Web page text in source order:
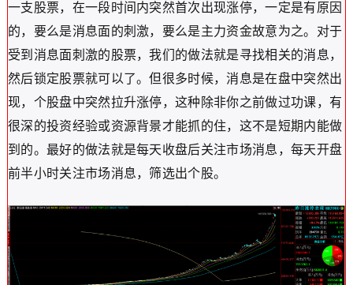
一支股票，在一段时间内突然首次出现涨停，一定是有原因
的，要么是消息面的刺激，要么是主力资金故意为之。对于
受到消息面刺激的股票，我们的做法就是寻找相关的消息，
然后锁定股票就可以了。但很多时候，消息是在盘中突然出
现，个股盘中突然拉升涨停，这种除非你之前做过功课，有
很深的投资经验或资源背景才能抓的住，这不是短期内能做
到的。最好的做法就是每天收盘后关注市场消息，每天开盘
前半小时关注市场消息，筛选出个股。